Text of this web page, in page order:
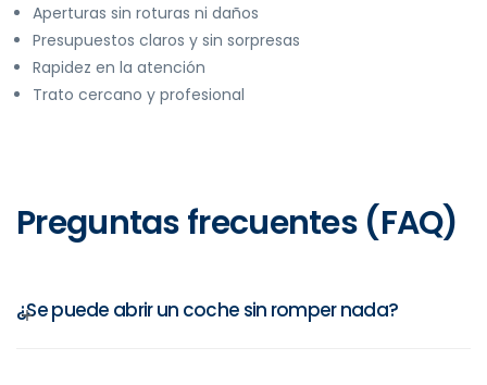
Aperturas sin roturas ni daños
Presupuestos claros y sin sorpresas
Rapidez en la atención
Trato cercano y profesional
Preguntas frecuentes (FAQ)
¿Se puede abrir un coche sin romper nada?